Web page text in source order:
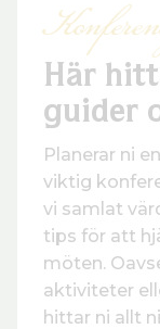
Här
guider
Planerar ni
viktig
vi samlat
tips för att
möten.
aktiviteter
hittar ni allt